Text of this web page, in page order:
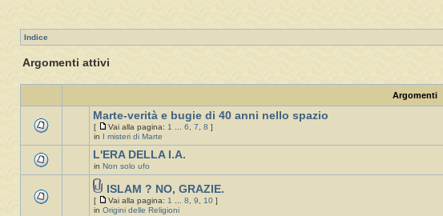
Indice
Argomenti attivi
Argomenti
Marte-verità e bugie di 40 anni nello spazio
[ Vai alla pagina: 1 ... 6, 7, 8 ]
in
I misteri di Marte
L'ERA DELLA I.A.
in Non solo ufo
ISLAM ? NO, GRAZIE.
[ Vai alla pagina: 1 ... 8, 9, 10 ]
in Origini delle Religioni